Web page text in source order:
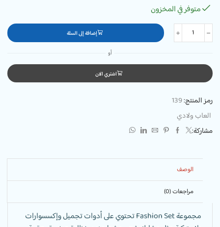
متوفر في المخزون
إضافة إلى السلة
أو
اشتري الان
رمز المنتج:139
العاب ولادي
مشاركة:
الوصف
مراجعات (0)
مجموعة Fashion Set تحتوي على أدوات تجميل وإكسسوارات